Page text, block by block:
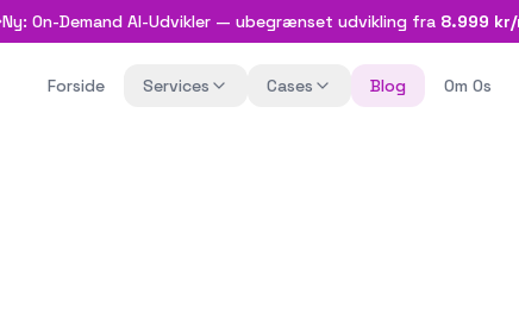
Ny: On-Demand AI-Udvikler — ubegrænset udvikling fra 8.999 kr/
Forside Services Cases Blog Om Os